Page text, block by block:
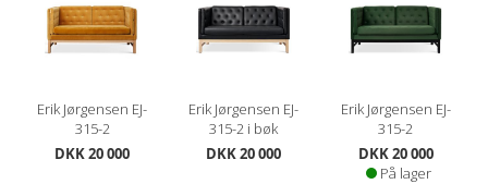
Erik Jørgensen EJ-
315-2
DKK 20 000
Erik Jørgensen EJ-
315-2 i bøk
DKK 20 000
Erik Jørgensen EJ-
315-2
DKK 20 000
På lager